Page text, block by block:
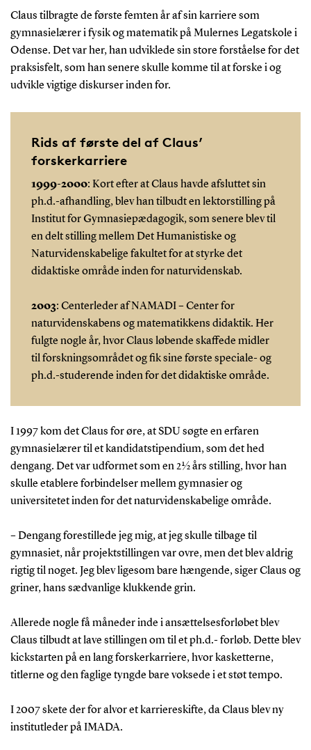
Claus tilbragte de første femten år af sin karriere som
gymnasielærer i fysik og matematik på Mulernes Legatskole i
Odense. Det var her, han udviklede sin store forståelse for det
praksisfelt, som han senere skulle komme til at forske i og
udvikle vigtige diskurser inden for.
Rids af første del af Claus’
forskerkarriere
1999-2000: Kort efter at Claus havde afsluttet sin
ph.d.-afhandling, blev han tilbudt en lektorstilling på
Institut for Gymnasiepædagogik, som senere blev til
en delt stilling mellem Det Humanistiske og
Naturvidenskabelige fakultet for at styrke det
didaktiske område inden for naturvidenskab.
2003: Centerleder af NAMADI – Center for
naturvidenskabens og matematikkens didaktik. Her
fulgte nogle år, hvor Claus løbende skaffede midler
til forskningsområdet og fik sine første speciale- og
ph.d.-studerende inden for det didaktiske område.
I 1997 kom det Claus for øre, at SDU søgte en erfaren
gymnasielærer til et kandidatstipendium, som det hed
dengang. Det var udformet som en 2 ½ års stilling, hvor han
skulle etablere forbindelser mellem gymnasier og
universitetet inden for det naturvidenskabelige område.
– Dengang forestillede jeg mig, at jeg skulle tilbage til
gymnasiet, når projektstillingen var ovre, men det blev aldrig
rigtig til noget. Jeg blev ligesom bare hængende, siger Claus og
griner, hans sædvanlige klukkende grin.
Allerede nogle få måneder inde i ansættelsesforløbet blev
Claus tilbudt at lave stillingen om til et ph.d.- forløb. Dette blev
kickstarten på en lang forskerkarriere, hvor kasketterne,
titlerne og den faglige tyngde bare voksede i et støt tempo.
I 2007 skete der for alvor et karriereskifte, da Claus blev ny
institutleder på IMADA.